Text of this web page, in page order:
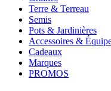
Terre & Terreau
Semis
Pots & Jardinières
Accessoires &
Cadeaux
Marques
PROMOS